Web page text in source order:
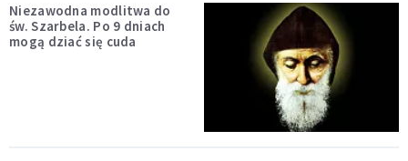
Niezawodna modlitwa do
św. Szarbela. Po 9 dniach
mogą dziać się cuda